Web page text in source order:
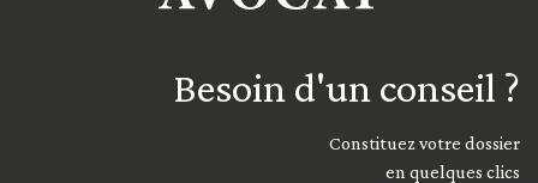
Besoin d'un conseil ?
Constituez votre dossier
en quelques clics